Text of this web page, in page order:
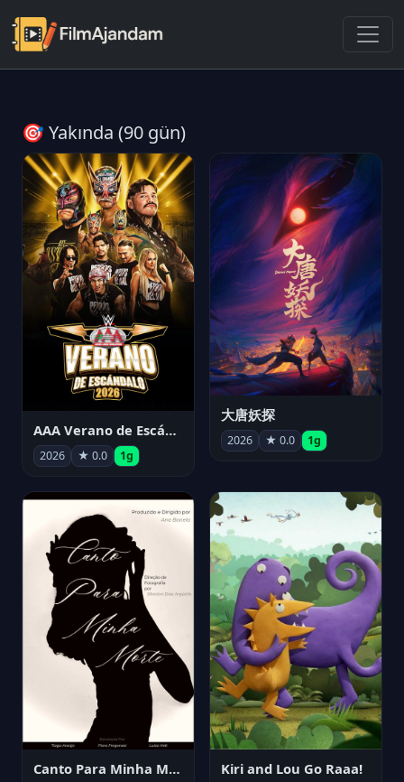
🎯 Yakında (90 gün)
AAA Verano de Escándalo 2026 - Week 3
2026 ★ 0.0 1g
大唐妖探
2026 ★ 0.0 1g
Canto Para Minha Morte Kiri and Lou Go Raaa!